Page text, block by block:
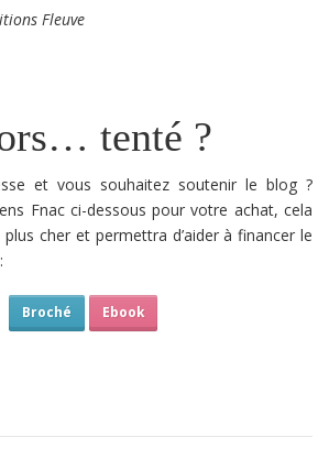
Fleuve
tenté ?
et vous souhaitez soutenir le blog ?
Fnac ci-dessous pour votre achat, cela
cher et permettra d’aider à financer le
Broché Ebook